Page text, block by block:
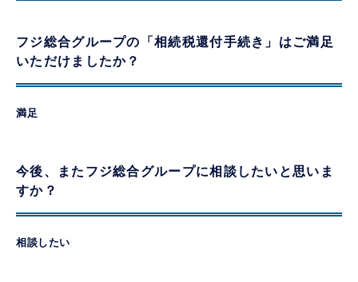
フジ総合グループの「相続税還付手続き」はご満足
いただけましたか？
満足
今後、またフジ総合グループに相談したいと思いま
すか？
相談したい